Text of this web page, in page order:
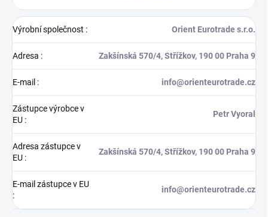
Výrobní společnost : Orient Eurotrade s.r.o.
Adresa : Zakšínská 570/4, Střížkov, 190 00 Praha 9
E-mail : info@orienteurotrade.cz
Zástupce výrobce v
EU :
Petr Vyoral
Adresa zástupce v
EU :
Zakšínská 570/4, Střížkov, 190 00 Praha 9
E-mail zástupce v EU
:
info@orienteurotrade.cz